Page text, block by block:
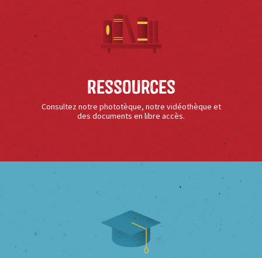
Ressources
Consultez notre phototèque, notre vidéothèque et
des documents en libre accès.